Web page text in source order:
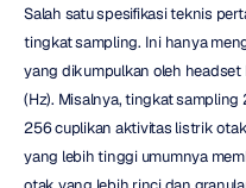
Salah satu spesifikasi teknis
tingkat sampling. Ini hanya
yang dikumpulkan oleh headset
(Hz). Misalnya, tingkat
256 cuplikan aktivitas listrik
yang lebih tinggi umumnya